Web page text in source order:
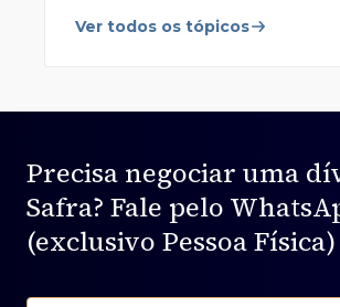
Ver todos os tópicos
Precisa negociar uma
Safra? Fale pelo
(exclusivo Pessoa Física)